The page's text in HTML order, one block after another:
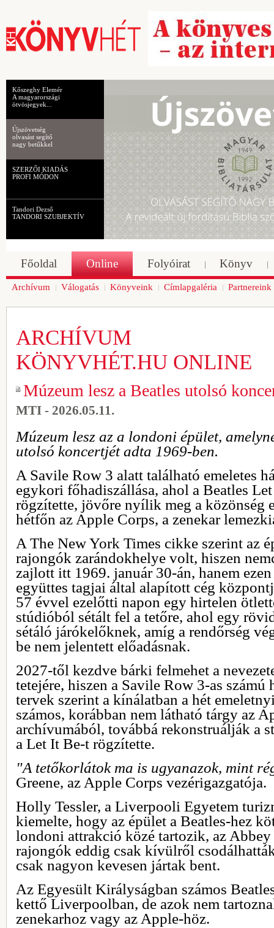
Kőszeghy Elemér
A magyarországi
ötvösjegyek...
Újszövetség
olvasást segítő
nagy betűkkel
SZERZŐI KIADÁS
PROFI MÓDON
Tandori Dezső
TANDORI SZUBJEKTÍV
Főoldal Online Folyóirat Könyv
Archívum Válogatás Könyveink Címlapgaléria Partnereink
ARCHÍVUM
KÖNYVHÉT.HU ONLINE
Múzeum lesz a Beatles utolsó
MTI - 2026.05.11.
Múzeum lesz az a londoni épület,
utolsó koncertjét adta 1969-ben.
A Savile Row 3 alatt található emeletes
egykori főhadiszállása, ahol a Beatles
rögzítette, jövőre nyílik meg a közönség
hétfőn az Apple Corps, a zenekar
A The New York Times cikke szerint az
rajongók zarándokhelye volt, hiszen
zajlott itt 1969. január 30-án, hanem
együttes tagjai által alapított cég
57 évvel ezelőtti napon egy hirtelen
stúdióból sétált fel a tetőre, ahol egy
sétáló járókelőknek, amíg a rendőrség
be nem jelentett előadásnak.
2027-től kezdve bárki felmehet a
tetejére, hiszen a Savile Row 3-as számú
tervek szerint a kínálatban a hét
számos, korábban nem látható tárgy az
archívumából, továbbá rekonstruálják a
a Let It Be-t rögzítette.
"A tetőkorlátok ma is ugyanazok, mint
Greene, az Apple Corps vezérigazgatója.
Holly Tessler, a Liverpooli Egyetem
kiemelte, hogy az épület a Beatles-hez
londoni attrakció közé tartozik, az
rajongók eddig csak kívülről
csak nagyon kevesen jártak bent.
Az Egyesült Királyságban számos
kettő Liverpoolban, de azok nem
zenekarhoz vagy az Apple-höz.